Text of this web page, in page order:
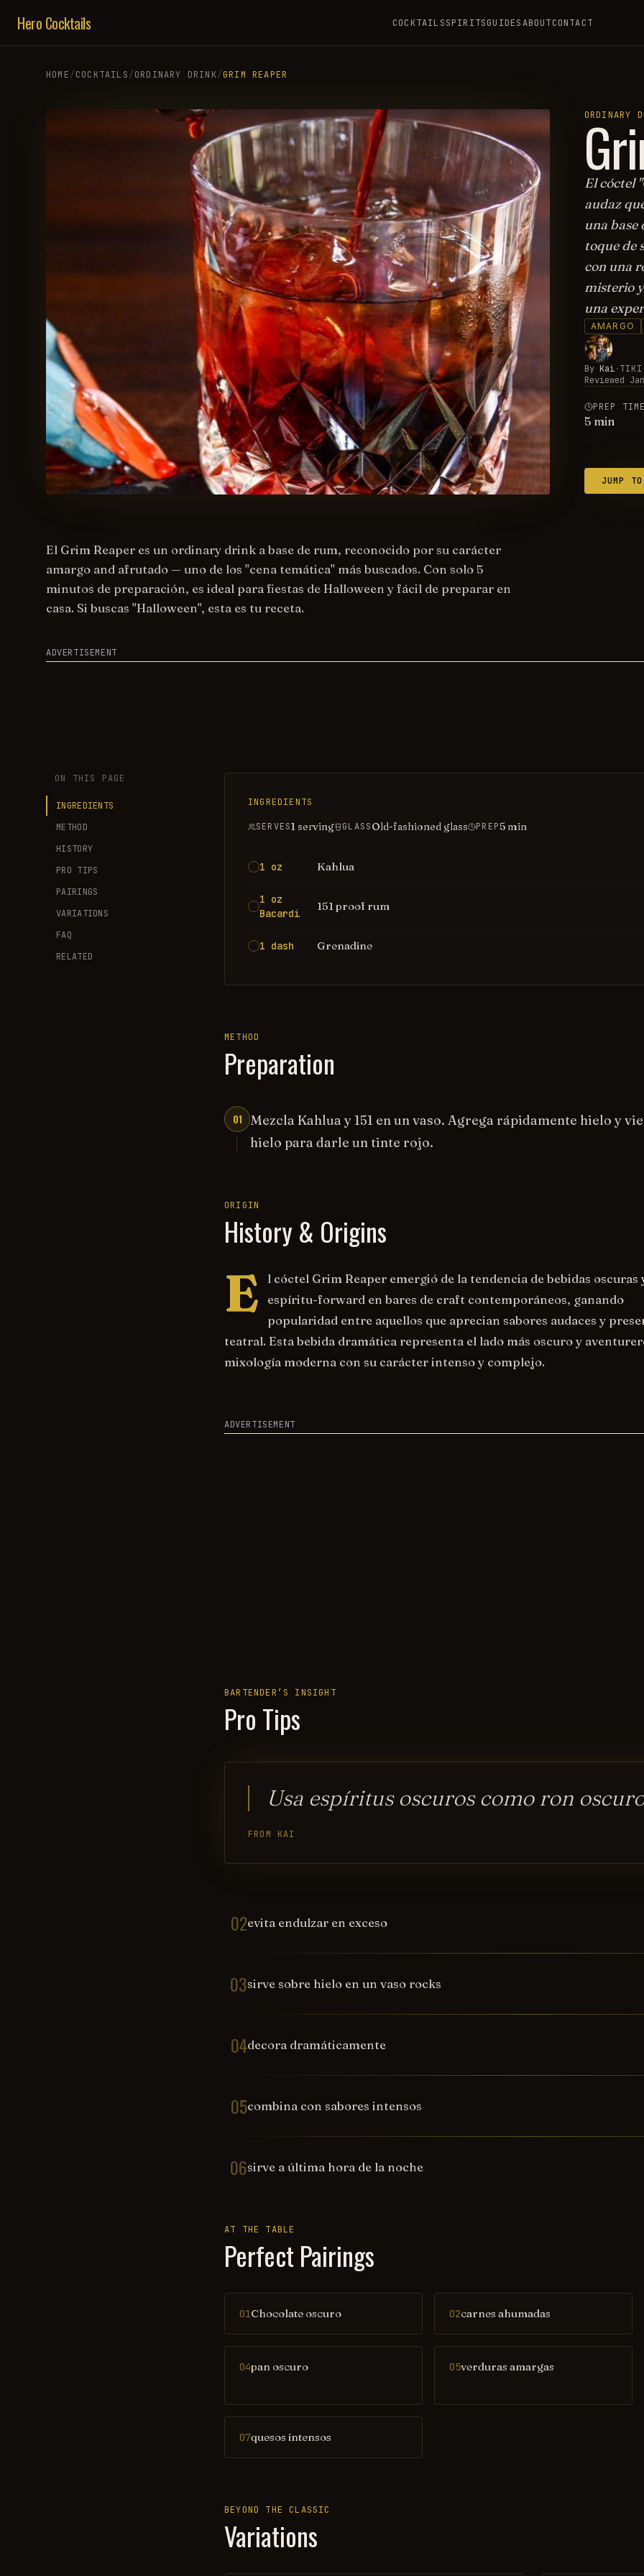
Hero Cocktails COCKTAILSSPIRITSGUIDESABOUTCONTACT
HOME/COCKTAILS/ORDINARY DRINK/GRIM REAPER
ORDINARY
El cóctel
audaz
una base
toque de
con una
misterio
una
AMARGO
By Kai·TIKI
Reviewed
PREP TIME
5min
JUMP
El Grim Reaper es un ordinary drink a base de rum, reconocido por su carácter
amargo and afrutado — uno de los "cena temática" más buscados. Con solo 5
minutos de preparación, es ideal para fiestas de Halloween y fácil de preparar en
casa. Si buscas "Halloween", esta es tu receta.
ADVERTISEMENT
ON THIS PAGE
INGREDIENTS
METHOD
HISTORY
PRO TIPS
PAIRINGS
VARIATIONS
FAQ
RELATED
INGREDIENTS
SERVES1 serving GLASSOld-fashioned glass PREP5 min
1 oz Kahlua
1 oz
Bacardi
151 proof rum
1 dash Grenadine
METHOD
Preparation
01
Mezcla Kahlua y 151 en un vaso. Agrega rápidamente hielo y
hielo para darle un tinte rojo.
ORIGIN
History & Origins
E
l cóctel Grim Reaper emergió de la tendencia de bebidas oscuras
espíritu-forward en bares de craft contemporáneos, ganando
popularidad entre aquellos que aprecian sabores audaces y
teatral. Esta bebida dramática representa el lado más oscuro y
mixología moderna con su carácter intenso y complejo.
ADVERTISEMENT
BARTENDER’S INSIGHT
Pro Tips
Usa espíritus oscuros como ron
FROM KAI
02evita endulzar en exceso
03sirve sobre hielo en un vaso rocks
04decora dramáticamente
05combina con sabores intensos
06sirve a última hora de la noche
AT THE TABLE
Perfect Pairings
01Chocolate oscuro 02carnes ahumadas
04pan oscuro 05verduras amargas
07quesos intensos
BEYOND THE CLASSIC
Variations